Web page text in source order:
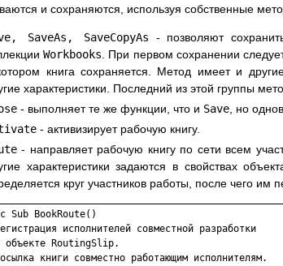
и сохраняются, используя собственные
SaveAs, SaveCopyAs - позволяют
Workbooks . При первом сохранении
книга сохраняется. Метод имеет и
характеристики. Последний из этой группы
- выполняет те же функции, что и Save , но
- активизирует рабочую книгу.
- направляет рабочую книгу по сети всем
характеристики задаются в свойствах
круг участников работы, после чего им
Sub BookRoute()
исполнителей совместной разработки
объекте RoutingSlip.
книги совместно работающим исполнителям.